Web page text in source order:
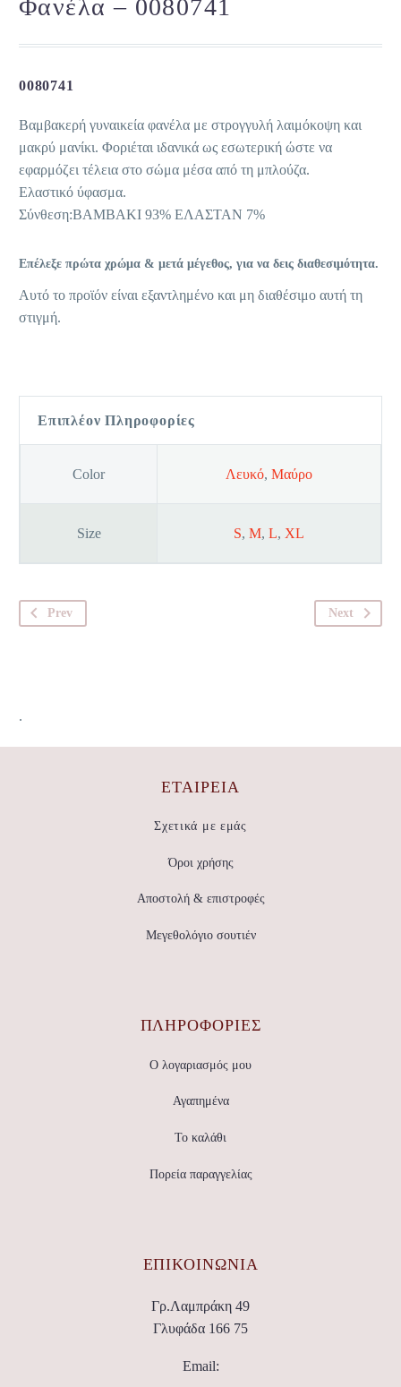
Φανέλα – 0080741
0080741
Βαμβακερή γυναικεία φανέλα με στρογγυλή λαιμόκοψη και
μακρύ μανίκι. Φοριέται ιδανικά ως εσωτερική ώστε να
εφαρμόζει τέλεια στο σώμα μέσα από τη μπλούζα.
Ελαστικό ύφασμα.
Σύνθεση:ΒΑΜΒΑΚΙ 93% ΕΛΑΣΤΑΝ 7%
Επέλεξε πρώτα χρώμα & μετά μέγεθος, για να δεις διαθεσιμότητα.
Αυτό το προϊόν είναι εξαντλημένο και μη διαθέσιμο αυτή τη
στιγμή.
Επιπλέον Πληροφορίες
Color Λευκό, Μαύρο
Size S, M, L, XL
Prev Next
.
ΕΤΑΙΡΕΊΑ
Σχετικά με εμάς
Όροι χρήσης
Αποστολή & επιστροφές
Μεγεθολόγιο σουτιέν
ΠΛΗΡΟΦΟΡΙΕΣ
Ο λογαριασμός μου
Αγαπημένα
Το καλάθι
Πορεία παραγγελίας
ΕΠΙΚΟΙΝΩΝΊΑ
Γρ.Λαμπράκη 49
Γλυφάδα 166 75
Email: